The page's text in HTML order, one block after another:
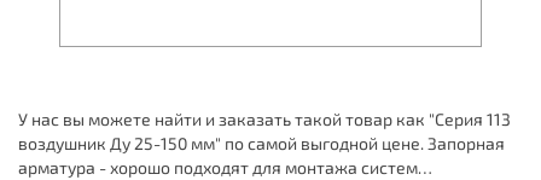
У нас вы можете найти и заказать такой товар как "Серия 113
воздушник Ду 25-150 мм" по самой выгодной цене. Запорная
арматура - хорошо подходят для монтажа систем